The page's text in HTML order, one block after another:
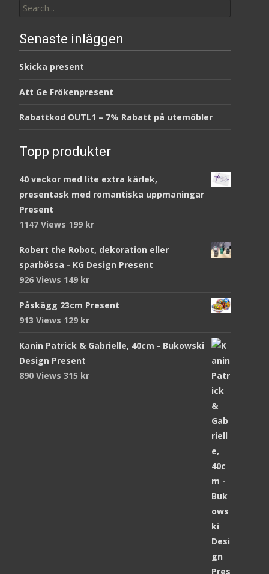
for:
Senaste inläggen
Skicka present
Att Ge Frökenpresent
Rabattkod OUTL1 – 7% Rabatt på utemöbler
Topp produkter
40 veckor med lite extra kärlek,
presentask med romantiska uppmaningar
Present
1147 Views 199 kr
Robert the Robot, dekoration eller
sparbössa - KG Design Present
926 Views 149 kr
Påskägg 23cm Present
913 Views 129 kr
Kanin Patrick & Gabrielle, 40cm - Bukowski
Design Present
890 Views 315 kr